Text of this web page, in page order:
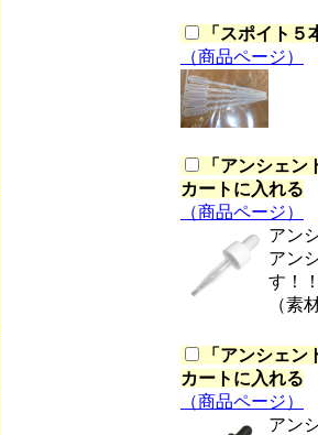
「 スポイト５
（商品ページ）
「 アンシェン
カートに入れる
（商品ページ）
アン
アン
す！
（素
「 アンシェン
カートに入れる
（商品ページ）
アン